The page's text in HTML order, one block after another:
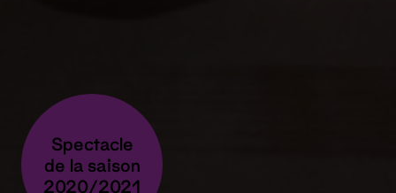
Spectacle
de la saison
2020/2021